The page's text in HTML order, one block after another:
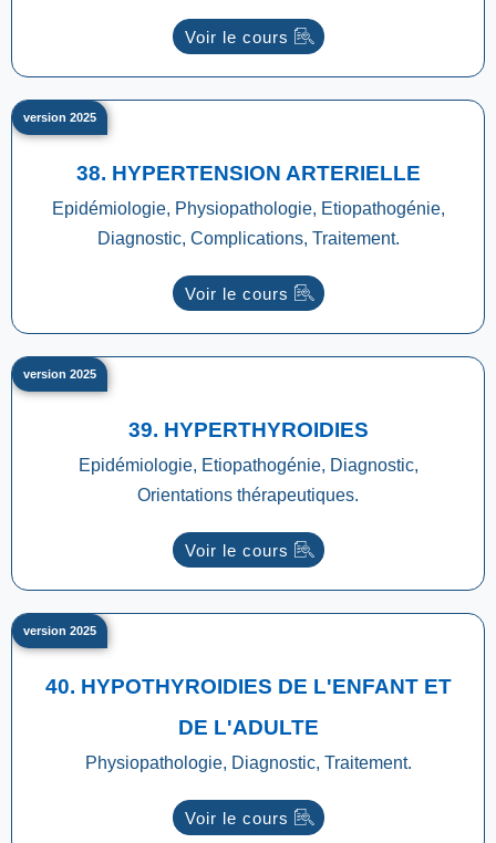
Voir le cours
38. HYPERTENSION ARTERIELLE
Epidémiologie, Physiopathologie, Etiopathogénie,
Diagnostic, Complications, Traitement.
Voir le cours
version 2025
39. HYPERTHYROIDIES
Epidémiologie, Etiopathogénie, Diagnostic,
Orientations thérapeutiques.
Voir le cours
version 2025
40. HYPOTHYROIDIES DE L'ENFANT ET
DE L'ADULTE
Physiopathologie, Diagnostic, Traitement.
Voir le cours
version 2025